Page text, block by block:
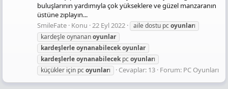
buluşlarının yardımıyla çok yükseklere ve güzel manzaranın
üstüne zıplayın...
SmileFate Konu 22 Eyl 2022 aile dostu pcoyunları
kardeşle oynananoyunlar
kardeşlerleoynanabilecekoyunlar
kardeşlerleoynanabilecek pcoyunları
küçükler için pcoyunları Cevaplar: 13 Forum: PC Oyunları